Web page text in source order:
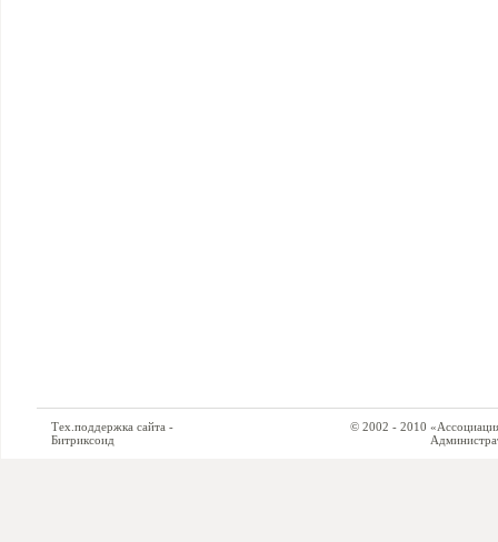
Тех.поддержка сайта -
Битриксоид
© 2002 - 2010 «Ассоциация